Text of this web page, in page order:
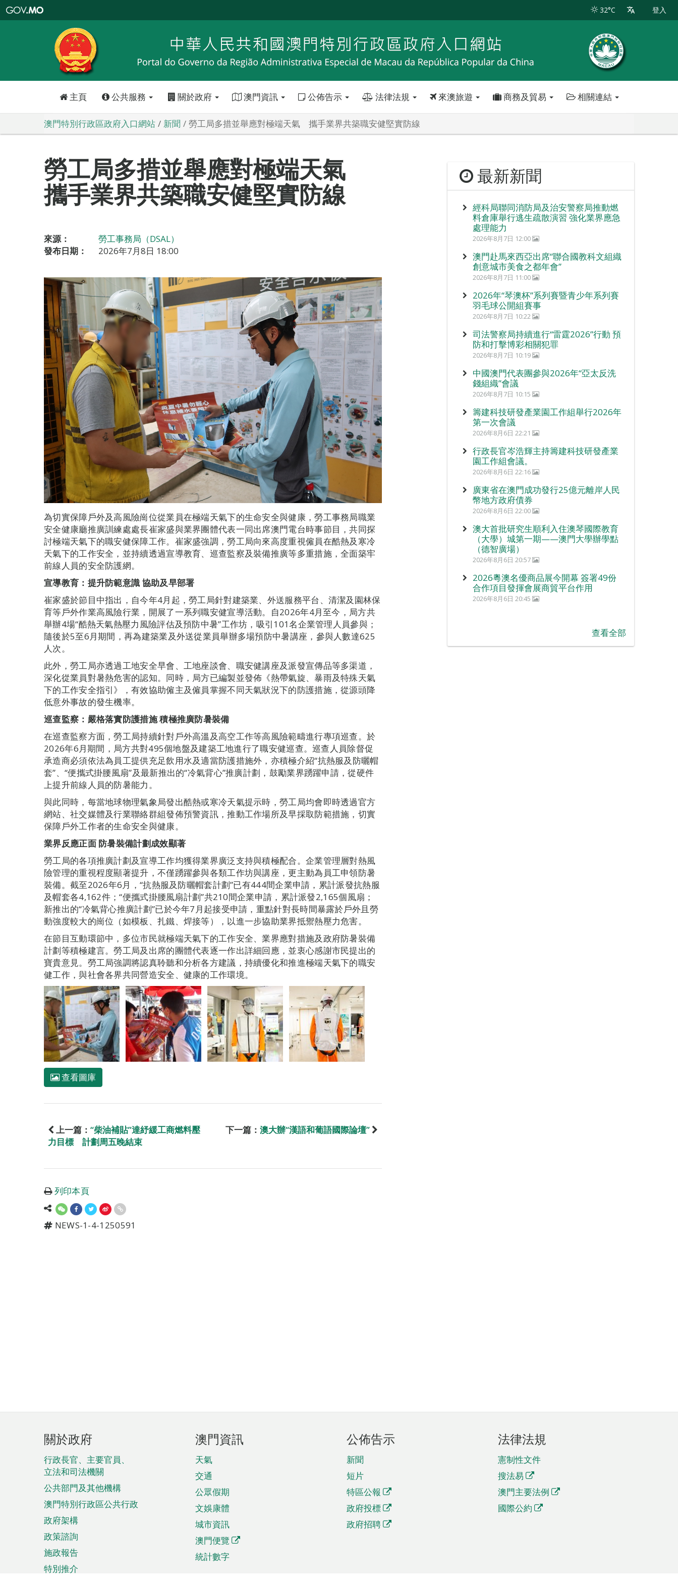
特
政
區
政
口
32°C 登入
主頁 公共服務 關於政府 澳門資訊 公佈告示 法律法規 來澳旅遊 商務及貿易 相關連結
澳門特別行政區政府入口網站 新聞 勞工局多措並舉應對極端天氣 攜手業界共築職安健堅實防線
勞工局多措並舉應對極端天氣
攜手業界共築職安健堅實防線
來源：
勞工事務局（DSAL）
發布日期：
2026年7月8日 18:00
為切實保障戶外及高風險崗位從業員在極端天氣下的生命安全與健康，勞工事務局職業
安全健康廳推廣訓練處處長崔家盛與業界團體代表一同出席澳門電台時事節目，共同探
討極端天氣下的職安健保障工作。崔家盛強調，勞工局向來高度重視僱員在酷熱及寒冷
天氣下的工作安全，並持續透過宣導教育、巡查監察及裝備推廣等多重措施，全面築牢
前線人員的安全防護網。
宣導教育：提升防範意識 協助及早部署
崔家盛於節目中指出，自今年4月起，勞工局針對建築業、外送服務平台、清潔及園林保
育等戶外作業高風險行業，開展了一系列職安健宣導活動。自2026年4月至今，局方共
舉辦4場“酷熱天氣熱壓力風險評估及預防中暑”工作坊，吸引101名企業管理人員參與；
隨後於5至6月期間，再為建築業及外送從業員舉辦多場預防中暑講座，參與人數達625
人次。
此外，勞工局亦透過工地安全早會、工地座談會、職安健講座及派發宣傳品等多渠道，
深化從業員對暑熱危害的認知。同時，局方已編製並發佈《熱帶氣旋、暴雨及特殊天氣
下的工作安全指引》，有效協助僱主及僱員掌握不同天氣狀況下的防護措施，從源頭降
低意外事故的發生機率。
巡查監察：嚴格落實防護措施 積極推廣防暑裝備
在巡查監察方面，勞工局持續針對戶外高溫及高空工作等高風險範疇進行專項巡查。於
2026年6月期間，局方共對495個地盤及建築工地進行了職安健巡查。巡查人員除督促
承造商必須依法為員工提供充足飲用水及適當防護措施外，亦積極介紹“抗熱服及防曬帽
套”、“便攜式掛腰風扇”及最新推出的“冷氣背心”推廣計劃，鼓勵業界踴躍申請，從硬件
上提升前線人員的防暑能力。
與此同時，每當地球物理氣象局發出酷熱或寒冷天氣提示時，勞工局均會即時透過官方
網站、社交媒體及行業聯絡群組發佈預警資訊，推動工作場所及早採取防範措施，切實
保障戶外工作者的生命安全與健康。
業界反應正面 防暑裝備計劃成效顯著
勞工局的各項推廣計劃及宣導工作均獲得業界廣泛支持與積極配合。企業管理層對熱風
險管理的重視程度顯著提升，不僅踴躍參與各類工作坊與講座，更主動為員工申領防暑
裝備。截至2026年6月，“抗熱服及防曬帽套計劃”已有444間企業申請，累計派發抗熱服
及帽套各4,162件；“便攜式掛腰風扇計劃”共210間企業申請，累計派發2,165個風扇；
新推出的“冷氣背心推廣計劃”已於今年7月起接受申請，重點針對長時間暴露於戶外且勞
動強度較大的崗位（如模板、扎鐵、焊接等），以進一步協助業界抵禦熱壓力危害。
在節目互動環節中，多位市民就極端天氣下的工作安全、業界應對措施及政府防暑裝備
計劃等積極建言。勞工局及出席的團體代表逐一作出詳細回應，並衷心感謝市民提出的
寶貴意見。勞工局強調將認真聆聽和分析各方建議，持續優化和推進極端天氣下的職安
健工作，與社會各界共同營造安全、健康的工作環境。
查看圖庫
上一篇： “柴油補貼”達紓緩工商燃料壓
力目標 計劃周五晚結束
下一篇： 澳大辦“漢語和葡語國際論壇”
列印本頁
NEWS-1-4-1250591
最新新聞
經科局聯同消防局及治安警察局推動燃
料倉庫舉行逃生疏散演習 強化業界應急
處理能力
2026年8月7日 12:00
澳門赴馬來西亞出席“聯合國教科文組織
創意城市美食之都年會”
2026年8月7日 11:00
2026年“琴澳杯”系列賽暨青少年系列賽
羽毛球公開組賽事
2026年8月7日 10:22
司法警察局持續進行“雷霆2026”行動 預
防和打擊博彩相關犯罪
2026年8月7日 10:19
中國澳門代表團參與2026年“亞太反洗
錢組織”會議
2026年8月7日 10:15
籌建科技研發產業園工作組舉行2026年
第一次會議
2026年8月6日 22:21
行政長官岑浩輝主持籌建科技研發產業
園工作組會議。
2026年8月6日 22:16
廣東省在澳門成功發行25億元離岸人民
幣地方政府債券
2026年8月6日 22:00
澳大首批研究生順利入住澳琴國際教育
（大學）城第一期——澳門大學辦學點
（德智廣場）
2026年8月6日 20:57
2026粵澳名優商品展今開幕 簽署49份
合作項目發揮會展商貿平台作用
2026年8月6日 20:45
查看全部
頁
腳
菜
單
關於政府
行政長官、主要官員、
立法和司法機關
公共部門及其他機構
澳門特別行政區公共行政
政府架構
政策諮詢
施政報告
特別推介
澳門資訊
天氣
交通
公眾假期
文娛康體
城市資訊
澳門便覽
統計數字
公佈告示
新聞
短片
特區公報
政府投標
政府招聘
法律法規
憲制性文件
搜法易
澳門主要法例
國際公約